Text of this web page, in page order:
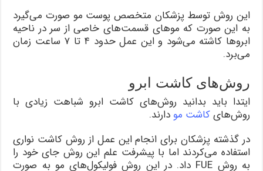
این روش توسط پزشکان متخصص پوست مو صورت می‌گیرد
به این صورت که موهای قسمت‌های خاصی از سر در ناحیه
ابروها کاشته می‌شود و این عمل حدود ۴ تا ۷ ساعت زمان
می‌برد.
روش‌های کاشت ابرو
ایتدا باید بدانید روش‌های کاشت ابرو شباهت زیادی با
روش‌هایکاشت مودارند.
در گذشته پزشکان برای انجام این عمل از روش کاشت نواری
استفاده می‌کردند اما با پیشرفت علم این روش جای خود را
به روش FUE داد. در این روش فولیکول‌های مو به صورت